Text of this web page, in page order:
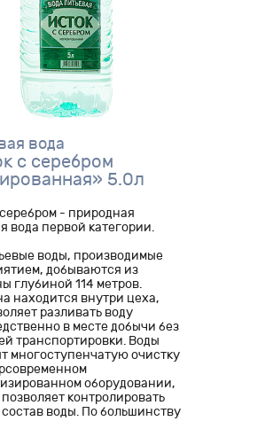
вода
с серебром
5.0л
- природная
вода первой категории.
воды, производимые
добываются из
глубиной 114 метров.
находится внутри цеха,
разливать воду
в месте добычи без
транспортировки. Воды
многоступенчатую очистку
оборудовании,
позволяет контролировать
воды. По большинству